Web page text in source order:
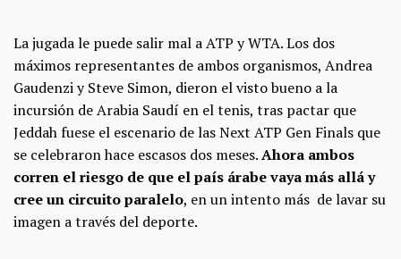
La jugada le puede salir mal a ATP y WTA. Los dos
máximos representantes de ambos organismos, Andrea
Gaudenzi y Steve Simon, dieron el visto bueno a la
incursión de Arabia Saudí en el tenis, tras pactar que
Jeddah fuese el escenario de las Next ATP Gen Finals que
se celebraron hace escasos dos meses.Ahora ambos
corren el riesgo de que el país árabe vaya más allá y
cree un circuito paralelo, en un intento más de lavar su
imagen a través del deporte.